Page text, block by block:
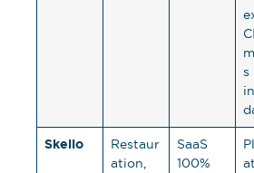
s
Skello
Restaur
ation,
SaaS
100%